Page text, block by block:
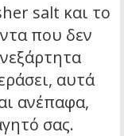
salt και το
που δεν
αυτά
ανέπαφα,
σας.